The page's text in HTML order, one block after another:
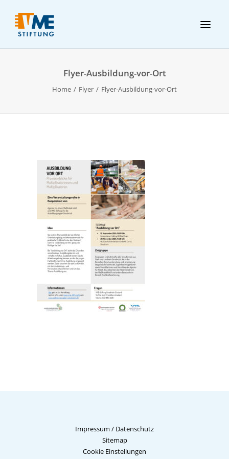
Flyer-Ausbildung-vor-Ort
Home Flyer Flyer-Ausbildung-vor-Ort
Impressum / Datenschutz
Sitemap
Cookie Einstellungen